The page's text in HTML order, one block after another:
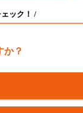
ック！ /
か？